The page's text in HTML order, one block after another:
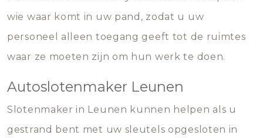
wie waar komt in uw pand, zodat u uw
personeel alleen toegang geeft tot de ruimtes
waar ze moeten zijn om hun werk te doen.
Autoslotenmaker Leunen
Slotenmaker in Leunen kunnen helpen als u
gestrand bent met uw sleutels opgesloten in